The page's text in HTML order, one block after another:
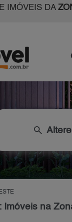
IMÓVEIS DA
search
Imóveis na